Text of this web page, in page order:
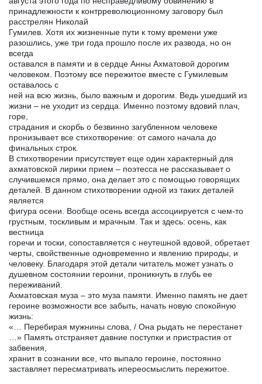
принадлежности к контрреволюционному заговору был
расстрелян Николай
Гумилев. Хотя их жизненные пути к тому времени уже
разошлись, уже три года прошло после их развода, но он
всегда
оставался в памяти и в сердце Анны Ахматовой дорогим
человеком. Поэтому все пережитое вместе с Гумилевым
оставалось с
ней на всю жизнь, было важным и дорогим. Ведь ушедший из
жизни – не уходит из сердца. Именно поэтому вдовий плач,
горе,
страдания и скорбь о безвинно загубленном человеке
пронизывает все стихотворение: от самого начала до
финальных строк.
В стихотворении присутствует еще один характерный для
ахматовской лирики прием – поэтесса не рассказывает о
случившемся прямо, она делает это с помощью говорящих
деталей. В данном стихотворении одной из таких деталей
является
фигура осени. Вообще осень всегда ассоциируется с чем-то
грустным, тоскливым и мрачным. Так и здесь: осень, как
вестница
горечи и тоски, сопоставляется с неутешной вдовой, обретает
черты, свойственные одновременно и явлению природы, и
человеку. Благодаря этой детали читатель может узнать о
душевном состоянии героини, проникнуть в глубь ее
переживаний.
Ахматовская муза – это муза памяти. Именно память не дает
героине возможности все забыть, начать новую спокойную
жизнь:
«… Перебирая мужнины слова, / Она рыдать не перестанет
…» Память отстраняет давние поступки и пристрастия от
забвения,
хранит в сознании все, что выпало героине, постоянно
заставляет пересматривать ипереосмыслить пережитое.